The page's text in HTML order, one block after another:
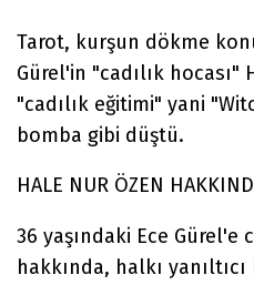
Tarot, kurşun dökme
Gürel'in "cadılık hocası"
"cadılık eğitimi" yani
bomba gibi düştü.
HALE NUR ÖZEN
36 yaşındaki Ece Gürel'e
hakkında, halkı